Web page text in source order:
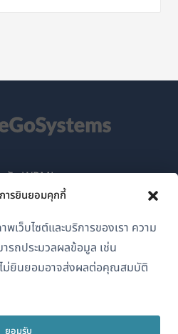
ารยินยอมคุกกี้
พเว็บไซต์และบริการของเรา ความ
รถประมวลผลข้อมูล เช่น
ม่ยินยอมอาจส่งผลต่อคุณสมบัติ
ยอมรับ
กับ WPML
บายความเป็นส่วนตัว
มทีมของเรา(เปิด
ใน
หน้าต่าง
ปิด (เปิด
ใน
(เปิด
ใน